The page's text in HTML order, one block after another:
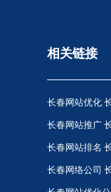
相关链接
长春网站优化
长春网站推广
长春网站排名
长春网络公司